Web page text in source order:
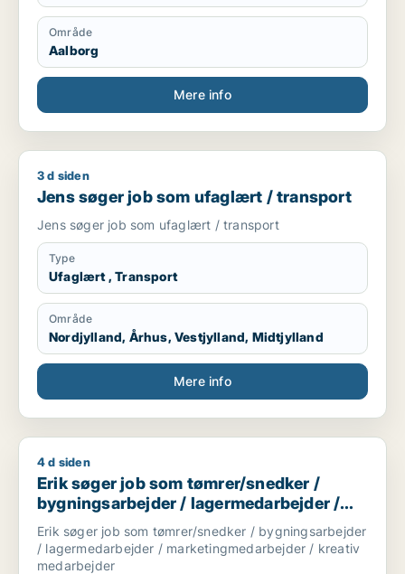
Område
Aalborg
Mere info
Jens søger job som ufaglært / transport
3 d siden
Jens søger job som ufaglært / transport
Jens søger job som ufaglært / transport
Type
Ufaglært , Transport
Område
Nordjylland, Århus, Vestjylland, Midtjylland
Mere info
Erik søger job som tømrer/snedker / bygningsarbejder /
4 d siden
Erik søger job som tømrer/snedker /
bygningsarbejder / lagermedarbejder /
marketingmedarbejder / kreativ
medarbejder
Erik søger job som tømrer/snedker / bygningsarbejder
/ lagermedarbejder / marketingmedarbejder / kreativ
medarbejder